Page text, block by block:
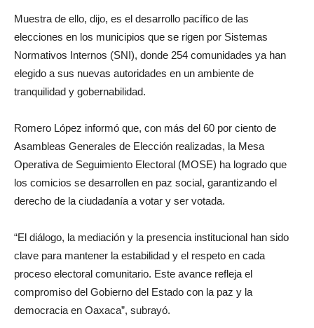
Muestra de ello, dijo, es el desarrollo pacífico de las
elecciones en los municipios que se rigen por Sistemas
Normativos Internos (SNI), donde 254 comunidades ya han
elegido a sus nuevas autoridades en un ambiente de
tranquilidad y gobernabilidad.
Romero López informó que, con más del 60 por ciento de
Asambleas Generales de Elección realizadas, la Mesa
Operativa de Seguimiento Electoral (MOSE) ha logrado que
los comicios se desarrollen en paz social, garantizando el
derecho de la ciudadanía a votar y ser votada.
“El diálogo, la mediación y la presencia institucional han sido
clave para mantener la estabilidad y el respeto en cada
proceso electoral comunitario. Este avance refleja el
compromiso del Gobierno del Estado con la paz y la
democracia en Oaxaca”, subrayó.